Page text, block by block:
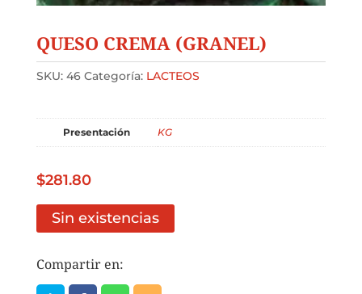
QUESO CREMA (GRANEL)
SKU: 46 Categoría: LACTEOS
Presentación KG
$281.80
Sin existencias
Compartir en: